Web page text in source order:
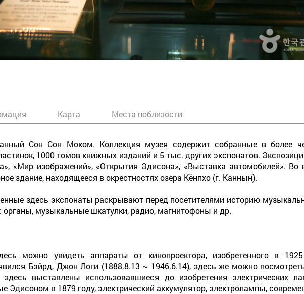
Карта Места поблизости
Сон Сон Моком. Коллекция музея содержит собранные в более
1000 томов книжных изданий и 5 тыс. других экспонатов.
«Мир изображений», «Открытия Эдисона», «Выставка автомобилей». Во
здание, находящееся в окрестностях озера Кёнпхо (г. Каннын).
здесь экспонаты раскрывают перед посетителями историю
органы, музыкальные шкатулки, радио, магнитофоны и др.
можно увидеть аппараты от кинопроектора, изобретенного в
Бэйрд, Джон Логи (1888.8.13 ~ 1946.6.14), здесь же можно
выставлены использовавшиеся до изобретения электрических
Эдисоном в 1879 году, электрический аккумулятор, электролампы,